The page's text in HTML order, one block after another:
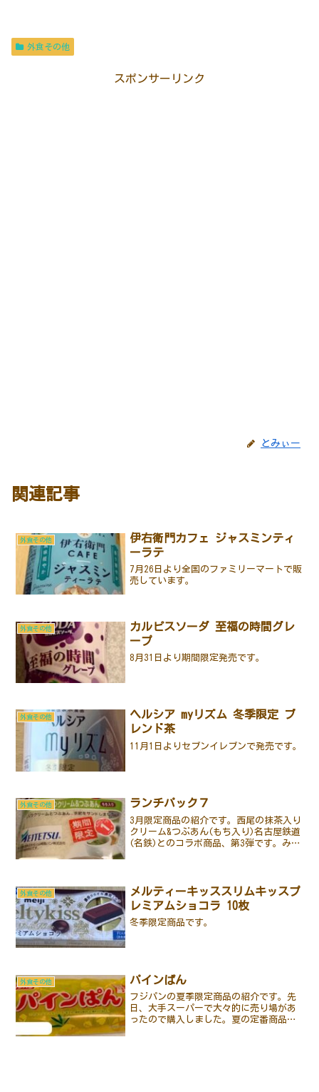
外食その他
スポンサーリンク
とみぃー
関連記事
外食その他
伊右衛門カフェ ジャスミンティ
ーラテ
7月26日より全国のファミリーマートで販
売しています。
外食その他
カルピスソーダ 至福の時間グレ
ープ
8月31日より期間限定発売です。
外食その他
ヘルシア myリズム 冬季限定 ブ
レンド茶
11月1日よりセブンイレブンで発売です。
外食その他 ランチパック７
3月限定商品の紹介です。西尾の抹茶入り
クリーム&つぶあん(もち入り)名古屋鉄道
(名鉄)とのコラボ商品、第3弾です。みそ
と、写真では...
外食その他
メルティーキッススリムキッスプ
レミアムショコラ 10枚
冬季限定商品です。
外食その他 パインぱん
フジパンの夏季限定商品の紹介です。先
日、大手スーパーで大々的に売り場があ
ったので購入しました。夏の定番商品